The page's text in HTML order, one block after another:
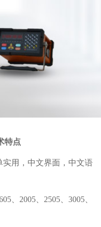
特点
用，中文界面，中文语
、 2005、 2505、 3005、